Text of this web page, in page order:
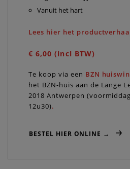
Vanuit het hart
Lees hier het
€ 6,00 (incl BTW)
Te koop via een BZN
het BZN-huis aan de Lange
2018 Antwerpen
12u30).
BESTEL HIER ONLINE →